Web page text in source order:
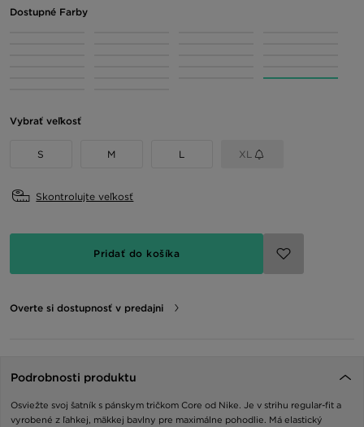
Dostupné Farby
Vybrať veľkosť
S M L XL
Skontrolujte veľkosť
Pridať do košíka
Overte si dostupnosť v predajni
Podrobnosti produktu
Osviežte svoj šatník s pánskym tričkom Core od Nike. Je v strihu regular-fit a
vyrobené z ľahkej, mäkkej bavlny pre maximálne pohodlie. Má elastický